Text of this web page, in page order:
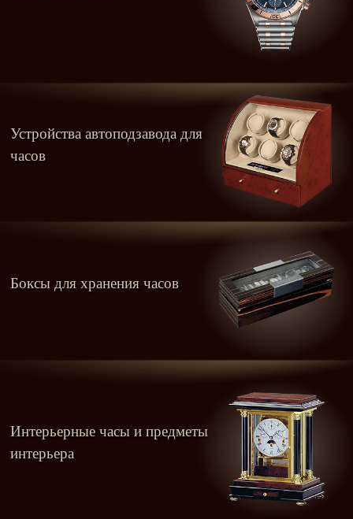
Устройства автоподзавода для
часов
Боксы для хранения часов
Интерьерные часы и предметы
интерьера